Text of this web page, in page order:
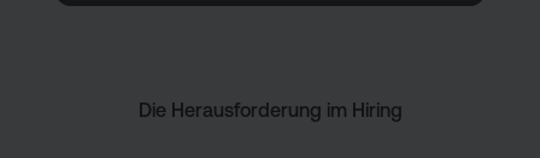
Die Herausforderung im Hiring